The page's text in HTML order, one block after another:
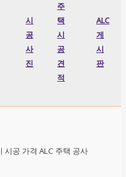
시
공
사
진
주
택
시
공
견
적
ALC
게
시
판
공 가격 ALC 주택 공사